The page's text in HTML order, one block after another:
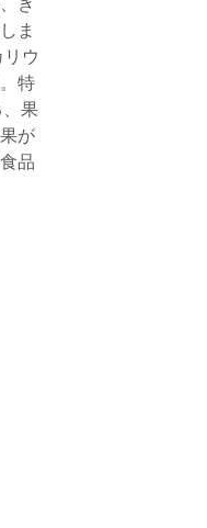
き
ま
ウ
特
果
が
品